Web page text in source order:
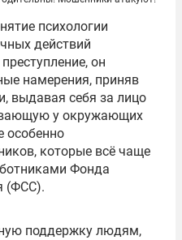
психологии
действий
он
намерения, приняв
выдавая себя за лицо
у окружающих
особенно
которые всё чаще
Фонда
(ФСС).
поддержку людям,